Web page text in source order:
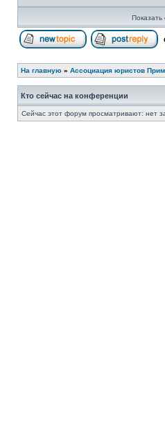
Показать
На главную » Ассоциация юристов
Кто сейчас на конференции
Сейчас этот форум просматривают: нет